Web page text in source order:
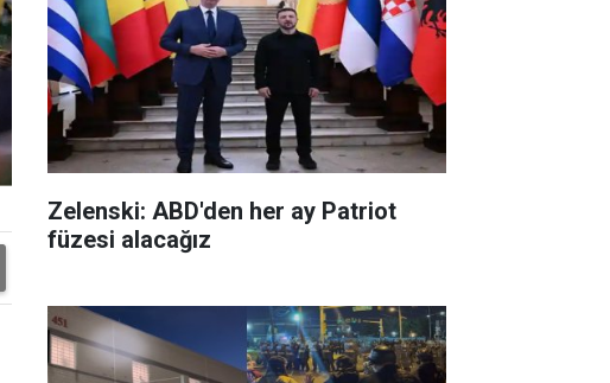
Zelenski: ABD'den her ay Patriot
füzesi alacağız